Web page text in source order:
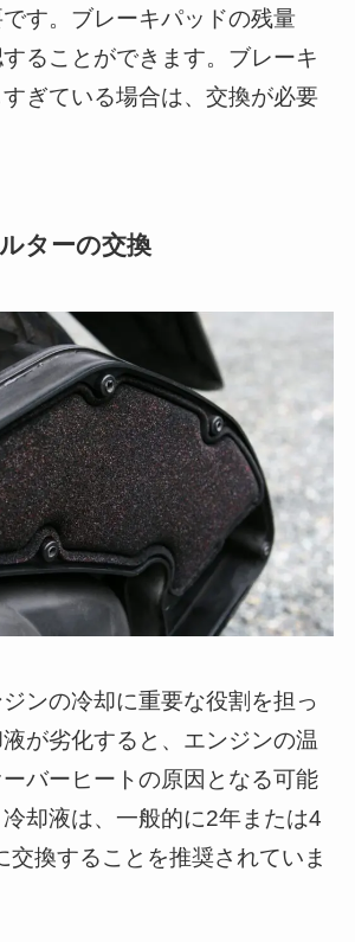
す。ブレーキパッドの残量
ることができます。ブレーキ
ぎている場合は、交換が必要
ターの交換
ンの冷却に重要な役割を担っ
が劣化すると、エンジンの温
バーヒートの原因となる可能
却液は、一般的に2年または4
交換することを推奨されていま